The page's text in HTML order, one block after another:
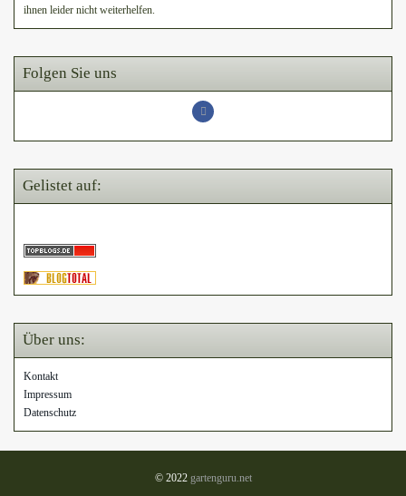
ihnen leider nicht weiterhelfen.
Folgen Sie uns
Gelistet auf:
Über uns:
Kontakt
Impressum
Datenschutz
© 2022 gartenguru.net